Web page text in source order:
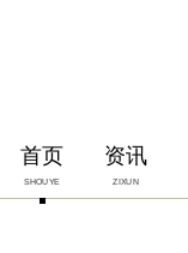
首页
SHOUYE
资讯
ZIXUN